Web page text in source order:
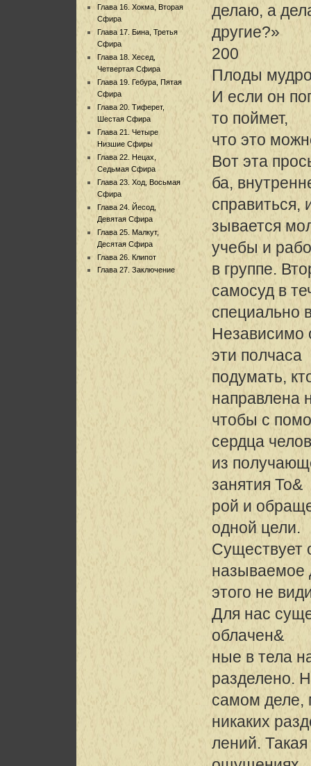
Глава 16. Хокма, Вторая
Сфира
Глава 17. Бина, Третья
Сфира
Глава 18. Хесед,
Четвертая Сфира
Глава 19. Гебура, Пятая
Сфира
Глава 20. Тиферет,
Шестая Сфира
Глава 21. Четыре
Низшие Сфиры
Глава 22. Нецах,
Седьмая Сфира
Глава 23. Ход, Восьмая
Сфира
Глава 24. Йесод,
Девятая Сфира
Глава 25. Малкут,
Десятая Сфира
Глава 26. Клипот
Глава 27. Заключение
делаю, а
другие?»
200
Плоды
И если он
то поймет,
что это
Вот эта
ба,
справиться,
зывается
учебы и
в группе.
самосуд в
специально
Независимо
эти полчаса
подумать,
направлена
чтобы с
сердца
из
занятия То&
рой и
одной цели.
Существует
этого не
Для нас
облачен&
ные в тела
разделено.
самом деле,
никаких
лений.